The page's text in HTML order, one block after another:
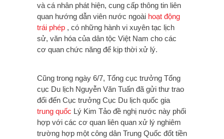
và cá nhân phát hiện, cung cấp thông tin liên
quan hướng dẫn viên nước ngoài hoạt động
trái phép , có những hành vi xuyên tạc lịch
sử, văn hóa của dân tộc Việt Nam cho các
cơ quan chức năng để kịp thời xử lý.
Cũng trong ngày 6/7, Tổng cục trưởng Tổng
cục Du lịch Nguyễn Văn Tuấn đã gửi thư trao
đổi đến Cục trưởng Cục Du lịch quốc gia
trung quốc Lý Kim Tảo đề nghị nước này phối
hợp với các cơ quan liên quan xử lý nghiêm
trường hợp một công dân Trung Quốc đốt tiền